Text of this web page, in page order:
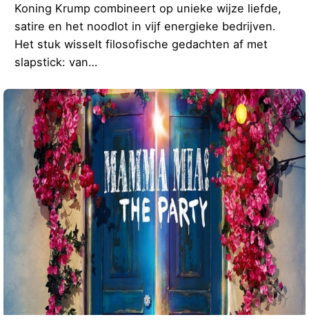
Koning Krump combineert op unieke wijze liefde,
satire en het noodlot in vijf energieke bedrijven.
Het stuk wisselt filosofische gedachten af met
slapstick: van…